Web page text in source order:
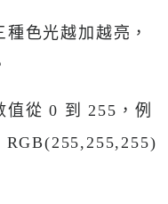
色光越加越亮，
值從 0 到 255，例